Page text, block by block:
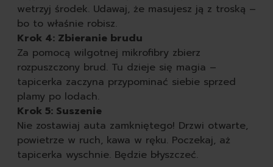
wetrzyj środek. Udawaj, że masujesz ją z troską –
bo to właśnie robisz.
Krok 4: Zbieranie brudu
Za pomocą wilgotnej mikrofibry zbierz
rozpuszczony brud. Tu dzieje się magia –
tapicerka zaczyna przypominać siebie sprzed
plamy po lodach.
Krok 5: Suszenie
Nie zostawiaj auta zamkniętego! Drzwi otwarte,
powietrze w ruch, kawa w ręku. Poczekaj, aż
tapicerka wyschnie. Będzie błyszczeć.